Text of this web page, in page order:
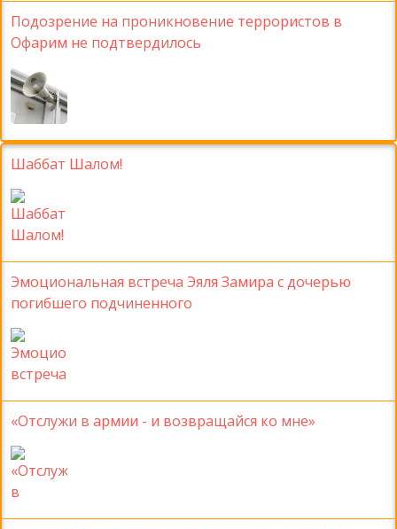
Подозрение на проникновение террористов в
Офарим не подтвердилось
Шаббат Шалом!
Эмоциональная встреча Эяля Замира с дочерью
погибшего подчиненного
«Отслужи в армии - и возвращайся ко мне»